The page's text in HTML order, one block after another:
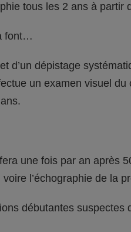
tous les 2 ans à partir
font…
d’un dépistage
un examen visuel du
une fois par an après
l’échographie de la
débutantes suspectes